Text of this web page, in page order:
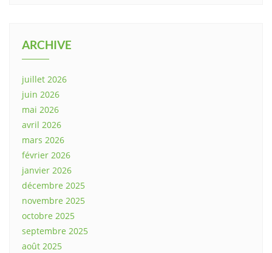
ARCHIVE
juillet 2026
juin 2026
mai 2026
avril 2026
mars 2026
février 2026
janvier 2026
décembre 2025
novembre 2025
octobre 2025
septembre 2025
août 2025